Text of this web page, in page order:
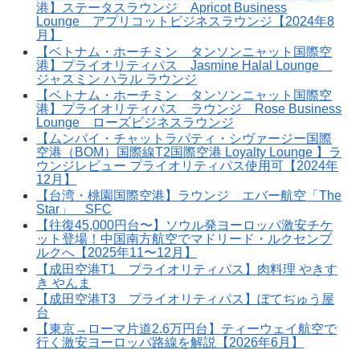
港】ステータスラウンジ Apricot Business
Lounge アプリコットビジネスラウンジ【2024年8
月】
【ベトナム・ホーチミン タンソンニャット国際空
港】プライオリティパス Jasmine Halal Lounge
ジャスミン ハラル ラウンジ
【ベトナム・ホーチミン タンソンニャット国際空
港】プライオリティパス ラウンジ Rose Business
Lounge ローズビジネスラウンジ
【ムンバイ・チャットラパティ・シヴァージー国際
空港（BOM）国際線T2国際空港 Loyalty Lounge 】ラ
ウンジレビュー プライオリティパス使用可【2024年
12月】
【台湾・桃園国際空港】ラウンジ エバー航空「The
Star」 SFC
【往復45,000円台〜】ソウル発ヨーロッパ激安チケ
ット登場！中国南方航空でマドリード・ルクセンブ
ルクへ【2025年11〜12月】
【成田空港T1 プライオリティパス】肉料理 やきす
き やんま
【成田空港T3 プライオリティパス】ぼてぢゅう屋
台
【東京→ローマ片道2.6万円台】ティーウェイ航空で
行く激安ヨーロッパ路線を解説【2026年6月】